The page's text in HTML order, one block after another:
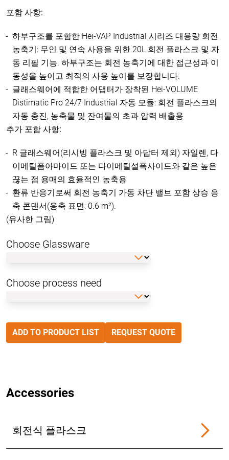
포함 사항:
하부구조를 포함한 Hei-VAP Industrial 시리즈 대용량 회전
농축기: 무인 및 연속 사용을 위한 20L 회전 플라스크 및 자
동 리필 기능. 하부구조는 회전 농축기에 대한 접근성과 이
동성을 높이고 최적의 사용 높이를 보장합니다.
글래스웨어에 적합한 어댑터가 장착된 Hei-VOLUME
Distimatic Pro 24/7 Industrial 자동 모듈: 회전 플라스크의
자동 충진, 농축물 및 잔여물의 초과 압력 배출용
추가 포함 사항:
R 글래스웨어(리시빙 플라스크 및 아답터 제외) 자일렌, 다
이메틸폼아마이드 또는 다이메틸설폭사이드와 같은 높은
끊는 점 용매의 효율적인 농축용
환류 반응기로써 회전 농축기 가동 차단 밸브 포함 상승 응
축 콘덴서(응축 표면: 0.6 m²).
(유사한 그림)
Choose Glassware
Choose process need
ADD TO PRODUCT LIST REQUEST QUOTE
Accessories
회전식 플라스크